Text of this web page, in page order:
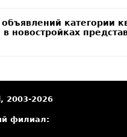
категории
новостройках
2003-2026
филиал: